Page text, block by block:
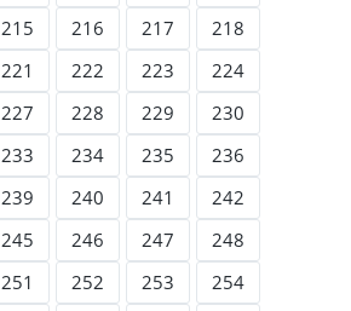
215 216 217
218
221 222 223
224
227 228 229
230
233 234 235
236
239 240 241
242
245 246 247
248
251 252 253
254